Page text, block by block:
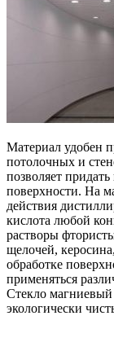
Материал удобен
потолочных и
позволяет
поверхности. На
действия
кислота любой
растворы
щелочей,
обработке
применяться
Стекло магниевый
экологически